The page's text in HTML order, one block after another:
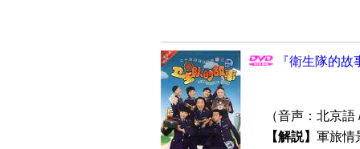
『衛生隊的
（音声：北京
【解説】 軍旅情